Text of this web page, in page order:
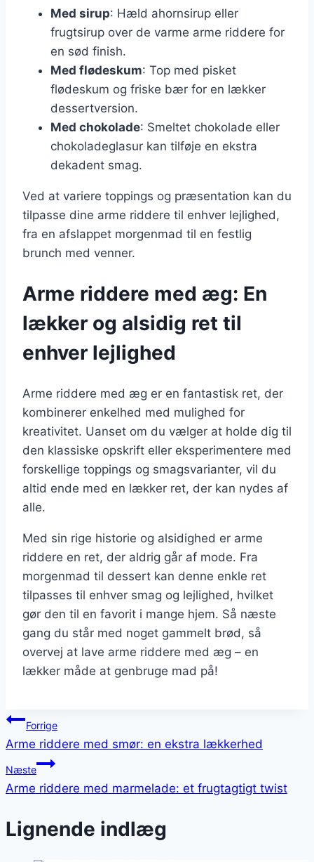
Med sirup: Hæld ahornsirup eller
frugtsirup over de varme arme riddere for
en sød finish.
Med flødeskum: Top med pisket
flødeskum og friske bær for en lækker
dessertversion.
Med chokolade: Smeltet chokolade eller
chokoladeglasur kan tilføje en ekstra
dekadent smag.
Ved at variere toppings og præsentation kan du
tilpasse dine arme riddere til enhver lejlighed,
fra en afslappet morgenmad til en festlig
brunch med venner.
Arme riddere med æg: En
lækker og alsidig ret til
enhver lejlighed
Arme riddere med æg er en fantastisk ret, der
kombinerer enkelhed med mulighed for
kreativitet. Uanset om du vælger at holde dig til
den klassiske opskrift eller eksperimentere med
forskellige toppings og smagsvarianter, vil du
altid ende med en lækker ret, der kan nydes af
alle.
Med sin rige historie og alsidighed er arme
riddere en ret, der aldrig går af mode. Fra
morgenmad til dessert kan denne enkle ret
tilpasses til enhver smag og lejlighed, hvilket
gør den til en favorit i mange hjem. Så næste
gang du står med noget gammelt brød, så
overvej at lave arme riddere med æg – en
lækker måde at genbruge mad på!
Indlægsnavigation
Forrige
Arme riddere med smør: en ekstra lækkerhed
Næste
Arme riddere med marmelade: et frugtagtigt twist
Lignende indlæg